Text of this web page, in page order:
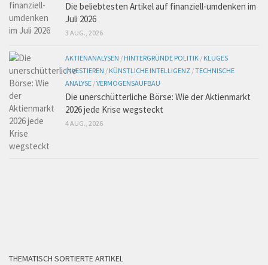
Die beliebtesten Artikel auf finanziell-umdenken im
Juli 2026
3 AUG., 2026
AKTIENANALYSEN / HINTERGRÜNDE POLITIK / KLUGES
INVESTIEREN / KÜNSTLICHE INTELLIGENZ /TECHNISCHE
ANALYSE /VERMÖGENSAUFBAU
Die unerschütterliche Börse: Wie der Aktienmarkt
2026 jede Krise wegsteckt
4 AUG., 2026
THEMATISCH SORTIERTE ARTIKEL